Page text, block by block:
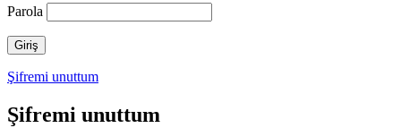
Parola
Şifremi unuttum
Şifremi unuttum